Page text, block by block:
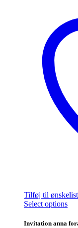
Tilføj til
Select options
har
Invitation anna